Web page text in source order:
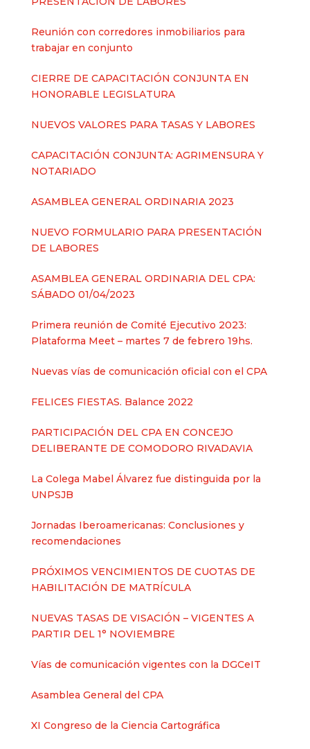
Reunión con corredores inmobiliarios para
trabajar en conjunto
CIERRE DE CAPACITACIÓN CONJUNTA EN
HONORABLE LEGISLATURA
NUEVOS VALORES PARA TASAS Y LABORES
CAPACITACIÓN CONJUNTA: AGRIMENSURA Y
NOTARIADO
ASAMBLEA GENERAL ORDINARIA 2023
NUEVO FORMULARIO PARA PRESENTACIÓN
DE LABORES
ASAMBLEA GENERAL ORDINARIA DEL CPA:
SÁBADO 01/04/2023
Primera reunión de Comité Ejecutivo 2023:
Plataforma Meet – martes 7 de febrero 19hs.
Nuevas vías de comunicación oficial con el CPA
FELICES FIESTAS. Balance 2022
PARTICIPACIÓN DEL CPA EN CONCEJO
DELIBERANTE DE COMODORO RIVADAVIA
La Colega Mabel Álvarez fue distinguida por la
UNPSJB
Jornadas Iberoamericanas: Conclusiones y
recomendaciones
PRÓXIMOS VENCIMIENTOS DE CUOTAS DE
HABILITACIÓN DE MATRÍCULA
NUEVAS TASAS DE VISACIÓN – VIGENTES A
PARTIR DEL 1° NOVIEMBRE
Vías de comunicación vigentes con la DGCeIT
Asamblea General del CPA
XI Congreso de la Ciencia Cartográfica